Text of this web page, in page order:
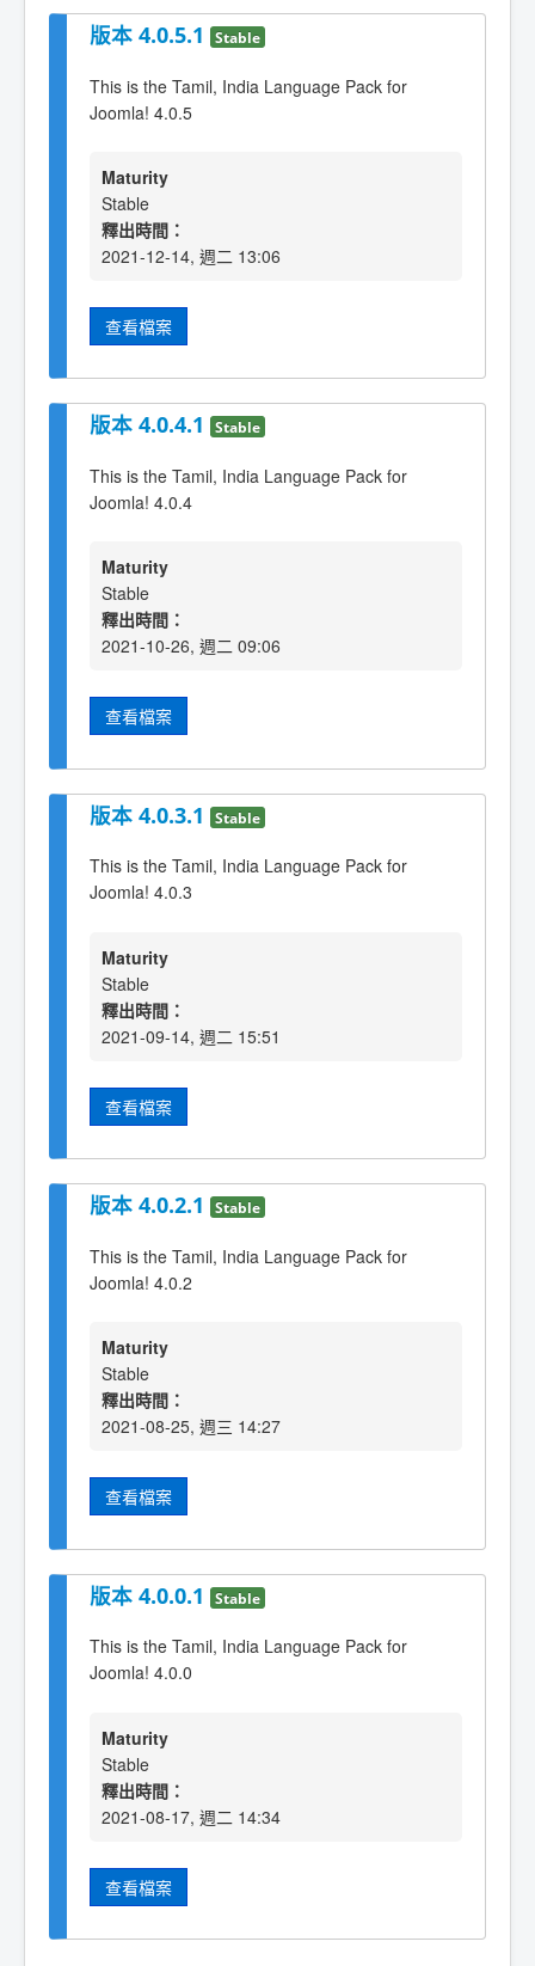
版本 4.0.5.1 Stable
This is the Tamil, India Language Pack for
Joomla! 4.0.5
Maturity
Stable
釋出時間：
2021-12-14, 週二 13:06
查看檔案
版本 4.0.4.1 Stable
This is the Tamil, India Language Pack for
Joomla! 4.0.4
Maturity
Stable
釋出時間：
2021-10-26, 週二 09:06
查看檔案
版本 4.0.3.1 Stable
This is the Tamil, India Language Pack for
Joomla! 4.0.3
Maturity
Stable
釋出時間：
2021-09-14, 週二 15:51
查看檔案
版本 4.0.2.1 Stable
This is the Tamil, India Language Pack for
Joomla! 4.0.2
Maturity
Stable
釋出時間：
2021-08-25, 週三 14:27
查看檔案
版本 4.0.0.1 Stable
This is the Tamil, India Language Pack for
Joomla! 4.0.0
Maturity
Stable
釋出時間：
2021-08-17, 週二 14:34
查看檔案